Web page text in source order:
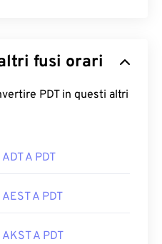
fusi orari
PDT in questi altri
ADT A PDT
AEST A PDT
AKST A PDT